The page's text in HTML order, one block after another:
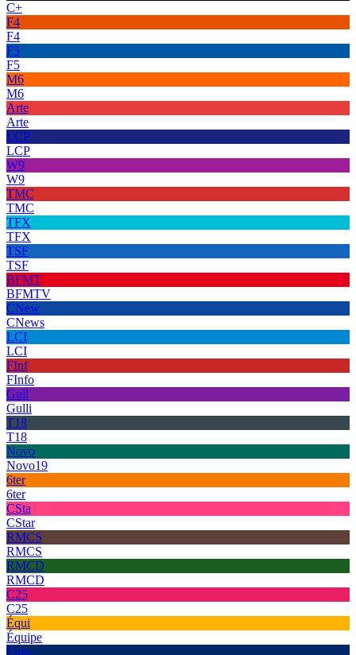
C+
F4
F4
F5
F5
M6
M6
Arte
Arte
LCP
LCP
W9
W9
TMC
TMC
TFX
TFX
TSF
TSF
BFMT
BFMTV
CNew
CNews
LCI
LCI
FInf
FInfo
Gull
Gulli
T18
T18
Novo
Novo19
6ter
6ter
CSta
CStar
RMCS
RMCS
RMCD
RMCD
C25
C25
Équi
Équipe
Euro